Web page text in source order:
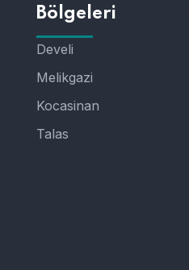
Bölgeleri
Develi
Melikgazi
Kocasinan
Talas